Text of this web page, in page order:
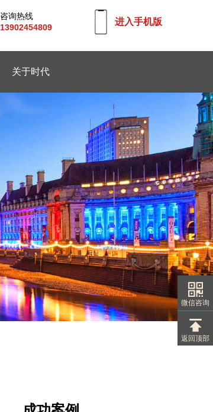
咨询热线
13902454809
进入手机版
关于时代
微信咨询
返回顶部